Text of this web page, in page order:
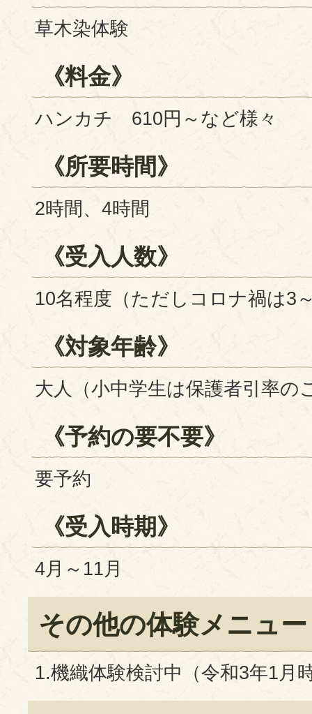
草木染体験
《料金》
ハンカチ 610円～など様々
《所要時間》
2時間、4時間
《受入人数》
10名程度（ただしコロナ禍は3
《対象年齢》
大人（小中学生は保護者引率の
《予約の要不要》
要予約
《受入時期》
4月～11月
その他の体験メニュー
1.機織体験検討中（令和3年1月